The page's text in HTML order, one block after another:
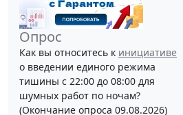
Опрос
Как вы относитесь к инициативе
о введении единого режима
тишины с 22:00 до 08:00 для
шумных работ по ночам?
(Окончание опроса 09.08.2026)